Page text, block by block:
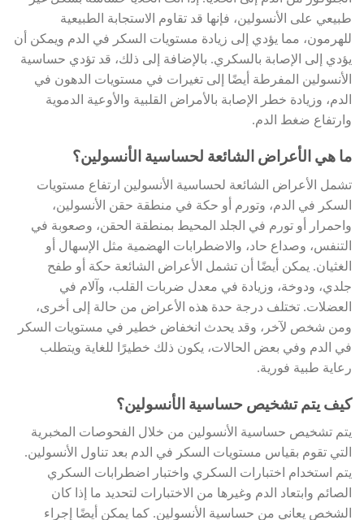
طبيعي على الأنسولين، فإنها قد تقاوم الاستجابة الطبيعية
للهرمون، مما يؤدي إلى زيادة مستويات السكر في الدم ويمكن أن
يؤدي إلى الإصابة بالسكري. بالإضافة إلى ذلك، قد تؤدي حساسية
الأنسولين المفرطة أيضًا إلى تغيرات في مستويات الدهون في
الدم، وزيادة خطر الإصابة بالأمراض القلبية والأوعية الدموية
وارتفاع ضغط الدم.
ما هي الأعراض الشائعة لحساسية الأنسولين؟
تشمل الأعراض الشائعة لحساسية الأنسولين ارتفاع مستويات
السكر في الدم، وتورم أو حكة في منطقة حقن الأنسولين،
واحمرار أو تورم في الجلد المحيط بمنطقة الحقن، وصعوبة في
التنفس، وصداع حاد، والاضطرابات الهضمية مثل الإسهال أو
الغثيان. يمكن أيضًا أن تشمل الأعراض الشائعة حكة أو طفح
جلدي، ودوخة، وزيادة في معدل ضربات القلب، وآلام في
العضلات. تختلف درجة حدة هذه الأعراض من حالة إلى أخرى،
ومن شخص لآخر، وقد يحدث انخفاض خطير في مستويات السكر
في الدم وفي بعض الحالات، يكون ذلك خطيرًا للغاية ويتطلب
رعاية طبية فورية.
كيف يتم تشخيص حساسية الأنسولين؟
يتم تشخيص حساسية الأنسولين من خلال الفحوصات المخبرية
التي تقوم بقياس مستويات السكر في الدم بعد تناول الأنسولين.
يتم استخدام اختبارات السكري واختبار اضطرابات السكري
الصائم وابتعاد الدم وغيرها من الاختبارات لتحديد ما إذا كان
الشخص يعاني من حساسية الأنسولين. كما يمكن أيضًا إجراء